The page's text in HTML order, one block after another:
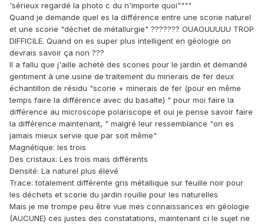
'sérieux regardé la photo c du n'importe quoi""""
Quand je demande quel es la différence entre une scorie naturel
et une scorie "déchet de métallurgie" ??????? OUAOUUUUU TROP
DIFFICILE. Quand on es super plus intelligent en géologie on
devrais savoir ça non ???
Il a fallu que j'aille acheté des scories pour le jardin et demandé
gentiment à une usine de traitement du minerais de fer deux
échantillon de résidu "scorie + minerais de fer (pour en même
temps faire la différence avec du basalte) " pour moi faire la
différence au microscope polariscope et oui je pense savoir faire
la différence maintenant, " malgré leur ressemblance "on es
jamais mieux servie que par soit même"
Magnétique: les trois
Des cristaux: Les trois mais différents
Densité: La naturel plus élevé
Trace: totalement différente gris métallique sur feuille noir pour
les déchets et scorie du jardin rouille pour les naturelles
Mais je me trompe peu être vue mes connaissances en géologie
(AUCUNE) ces justes des constatations, maintenant ci le sujet ne